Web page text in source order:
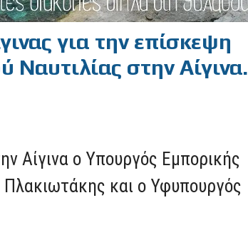
για την επίσκεψη
στην Αίγινα.
Αίγινα ο Υπουργός Εμπορικής
Πλακιωτάκης και ο Υφυπουργός